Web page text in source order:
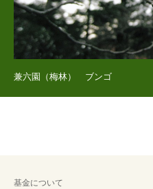
兼六園（梅林） ブンゴ
基金について